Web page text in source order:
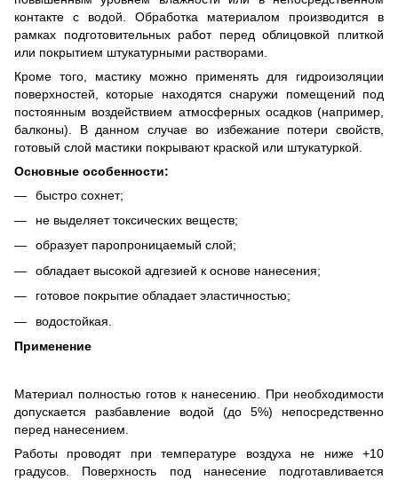
контакте с водой. Обработка материалом производится в
рамках подготовительных работ перед облицовкой плиткой
или покрытием штукатурными растворами.
Кроме того, мастику можно применять для гидроизоляции
поверхностей, которые находятся снаружи помещений под
постоянным воздействием атмосферных осадков (например,
балконы). В данном случае во избежание потери свойств,
готовый слой мастики покрывают краской или штукатуркой.
Основные особенности:
быстро сохнет;
не выделяет токсических веществ;
образует паропроницаемый слой;
обладает высокой адгезией к основе нанесения;
готовое покрытие обладает эластичностью;
водостойкая.
Применение
Материал полностью готов к нанесению. При необходимости
допускается разбавление водой (до 5%) непосредственно
перед нанесением.
Работы проводят при температуре воздуха не ниже +10
градусов. Поверхность под нанесение подготавливается